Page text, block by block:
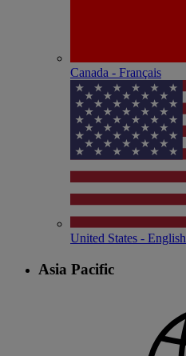
Canada - Français
United States - English
Asia Pacific